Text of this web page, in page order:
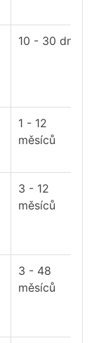
10 - 30 dní
1 - 12
měsíců
3 - 12
měsíců
3 - 48
měsíců